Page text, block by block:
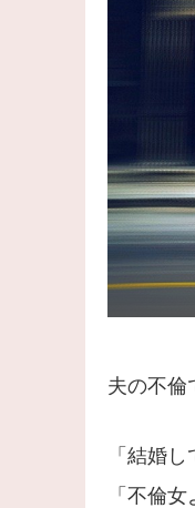
夫の不倫
「結婚
「不倫